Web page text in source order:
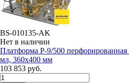
BS-010135-AK
Нет в наличии
Платформа P-9/500
мл, 360x400 мм
103 853 руб.